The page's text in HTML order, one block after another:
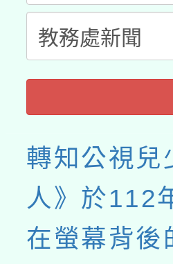
轉知公視兒
人》於112
在螢幕背後